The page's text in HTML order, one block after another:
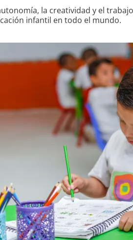
la creatividad y el
infantil en todo el mundo.